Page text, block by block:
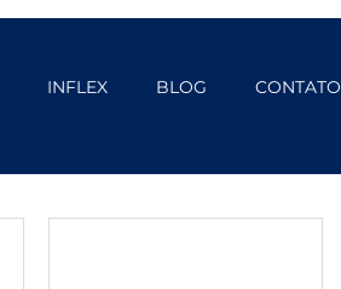
INFLEX BLOG CONTATO